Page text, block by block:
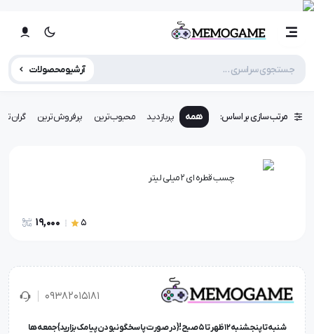
آرشیو محصولات
مرتب سازی بر اساس: همه پربازدید محبوب‌ترین پرفروش‌ترین
چسب قطره ای 2 میلی لیتر
5
19,000
۰۹۳۸۲۰۱۵۱۸۱
شنبه تا پنجشنبه ۱۲ ظهر تا 5 صبح!{در صورت پاسخگو نبودن پیامک بزارید} جمعه ها